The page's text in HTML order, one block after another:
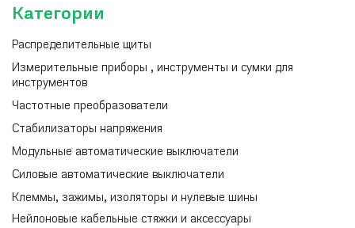
Категории
Распределительные щиты
Измерительные приборы , инструменты и сумки для
инструментов
Частотные преобразователи
Стабилизаторы напряжения
Модульные автоматические выключатели
Силовые автоматические выключатели
Клеммы, зажимы, изоляторы и нулевые шины
Нейлоновые кабельные стяжки и аксессуары